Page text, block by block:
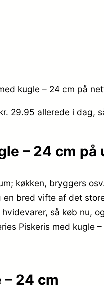
kugle – 24 cm på
29.95 allerede i dag,
– 24 cm på
køkken, bryggers
bred vifte af det
så køb nu,
Piskeris med
24 cm